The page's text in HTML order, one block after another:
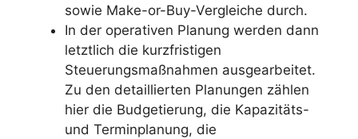
sowie Make-or-Buy-Vergleiche durch.
In der operativen Planung werden dann
letztlich die kurzfristigen
Steuerungsmaßnahmen ausgearbeitet.
Zu den detaillierten Planungen zählen
hier die Budgetierung, die Kapazitäts-
und Terminplanung, die